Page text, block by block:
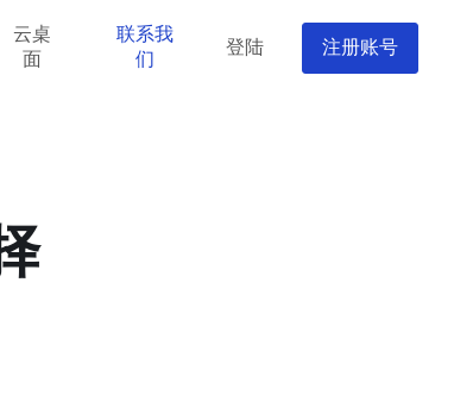
云桌
面
联系我
们
登陆 注册账号